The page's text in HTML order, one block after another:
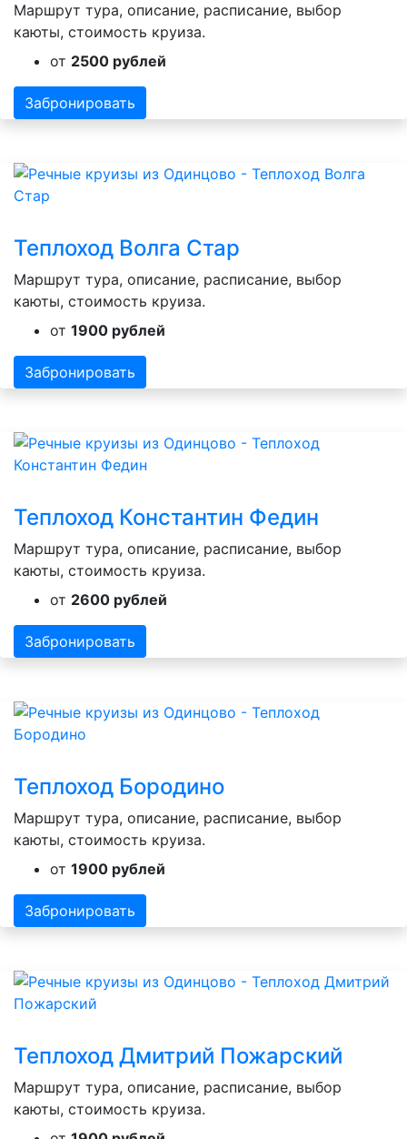
Маршрут тура, описание, расписание, выбор
каюты, стоимость круиза.
от 2500 рублей
Забронировать
Теплоход Волга Стар
Маршрут тура, описание, расписание, выбор
каюты, стоимость круиза.
от 1900 рублей
Забронировать
Теплоход Константин Федин
Маршрут тура, описание, расписание, выбор
каюты, стоимость круиза.
от 2600 рублей
Забронировать
Теплоход Бородино
Маршрут тура, описание, расписание, выбор
каюты, стоимость круиза.
от 1900 рублей
Забронировать
Теплоход Дмитрий Пожарский
Маршрут тура, описание, расписание, выбор
каюты, стоимость круиза.